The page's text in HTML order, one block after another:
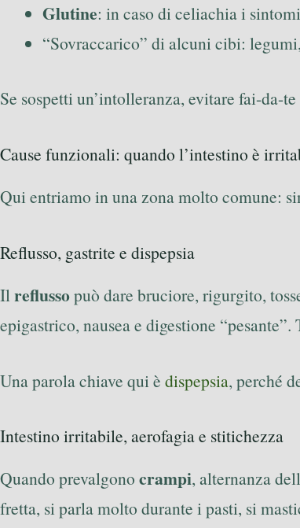
Glutine: in caso di celiachia i
“Sovraccarico” di alcuni cibi:
Se sospetti un’intolleranza, evitare fai-da-
Cause funzionali: quando l’intestino è
Qui entriamo in una zona molto comune:
Reflusso, gastrite e dispepsia
Ilreflussopuò dare bruciore, rigurgito,
epigastrico, nausea e digestione
Una parola chiave qui è dispepsia, perché
Intestino irritabile, aerofagia e stitichezza
Quando prevalgono crampi, alternanza
fretta, si parla molto durante i pasti, si